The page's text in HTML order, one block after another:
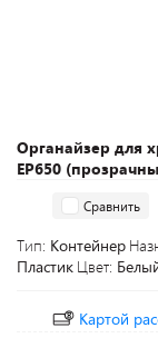
Органайзер для
EP650
Сравнить
Тип: Контейнер
Пластик Цвет:
Картой